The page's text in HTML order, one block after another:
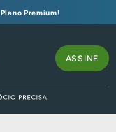
Plano Premium!
ASSINE